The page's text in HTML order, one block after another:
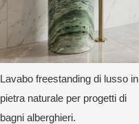
Lavabo freestanding di lusso in
pietra naturale per progetti di
bagni alberghieri.